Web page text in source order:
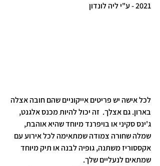
2021 - ע"י ליה לונדון
לכל אישה יש פריטים אייקוניים שהם חובה אצלה
בארון. גם אצלך.  זה יכול להיות מכנס אלגנט,
ג'ינס סקיני או בויפרנד מיוחד שהיא אוהבת,
שמלה שחורה צמודה שמתאימה לכל אירוע עם
אקססוריז משתנה, גופיה לבנה או תיק מיוחד
שמתאים לנעליים שלך.